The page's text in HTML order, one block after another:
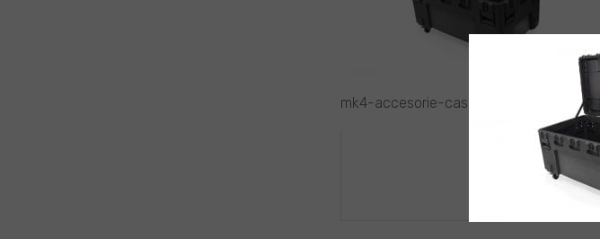
mk4-accesorie-case-open-revised
L’ARTICLE